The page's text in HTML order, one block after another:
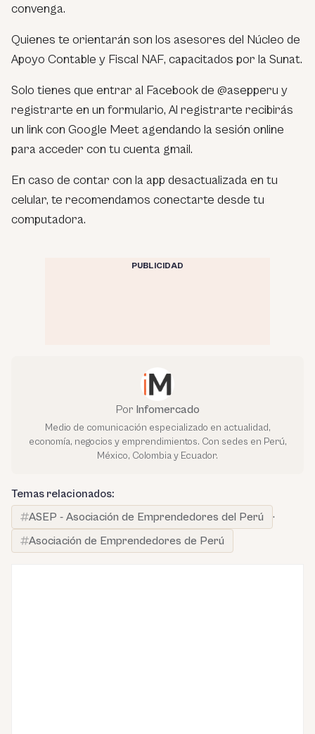
convenga.
Quienes te orientarán son los asesores del Núcleo de
Apoyo Contable y Fiscal NAF, capacitados por la Sunat.
Solo tienes que entrar al Facebook de @asepperu y
registrarte en un formulario, Al registrarte recibirás
un link con Google Meet agendando la sesión online
para acceder con tu cuenta gmail.
En caso de contar con la app desactualizada en tu
celular, te recomendamos conectarte desde tu
computadora.
PUBLICIDAD
Por Infomercado
Medio de comunicación especializado en actualidad,
economía, negocios y emprendimientos. Con sedes en Perú,
México, Colombia y Ecuador.
Temas relacionados:
ASEP - Asociación de Emprendedores del Perú
·
Asociación de Emprendedores de Perú